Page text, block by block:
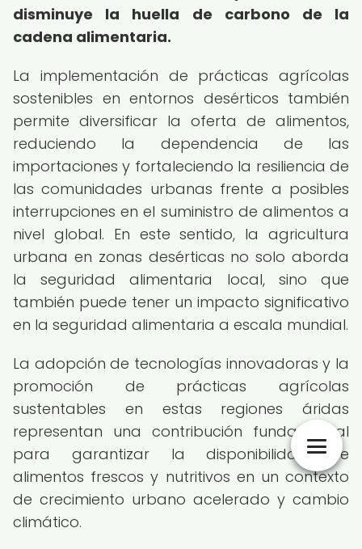
disminuye la huella de carbono de la
cadena alimentaria.
La implementación de prácticas agrícolas
sostenibles en entornos desérticos también
permite diversificar la oferta de alimentos,
reduciendo la dependencia de las
importaciones y fortaleciendo la resiliencia de
las comunidades urbanas frente a posibles
interrupciones en el suministro de alimentos a
nivel global. En este sentido, la agricultura
urbana en zonas desérticas no solo aborda
la seguridad alimentaria local, sino que
también puede tener un impacto significativo
en la seguridad alimentaria a escala mundial.
La adopción de tecnologías innovadoras y la
promoción de prácticas agrícolas
sustentables en estas regiones áridas
representan una contribución fundamental
para garantizar la disponibilidad de
alimentos frescos y nutritivos en un contexto
de crecimiento urbano acelerado y cambio
climático.